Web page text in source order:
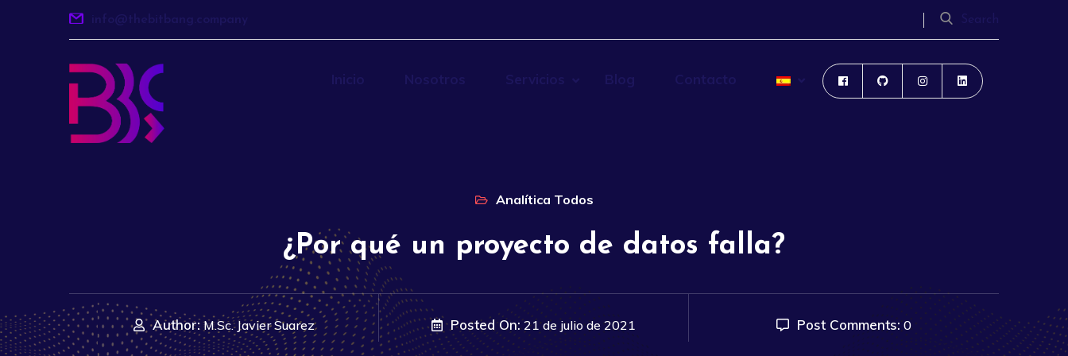
info@thebitbang.company Search
Inicio Nosotros Servicios Blog Contacto
Analítica Todos
¿Por qué un proyecto de datos falla?
Author:M.Sc. Javier Suarez Posted On: 21 de julio de 2021 Post Comments:0